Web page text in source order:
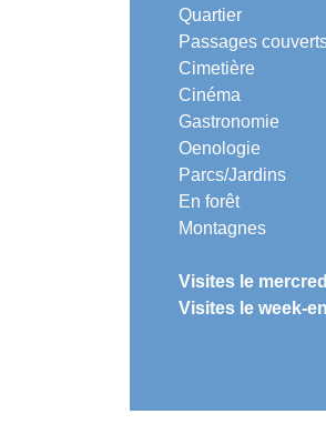
Quartier
Passages
Cimetière
Cinéma
Gastronomie
Oenologie
Parcs/Jardins
En forêt
Montagnes
Visites le
Visites le week-